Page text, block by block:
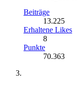
Beiträge
13.225
Erhaltene Likes
8
Punkte
70.363